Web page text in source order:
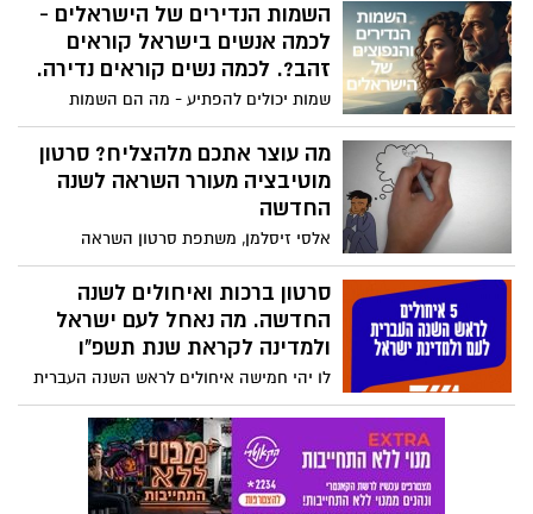
השמות הנדירים של הישראלים -
לכמה אנשים בישראל קוראים
זהב?. לכמה נשים קוראים נדירה.
שמות יכולים להפתיע - מה הם השמות
הנדירים של הישראליות והישראלים וכמה
אנשים נקראים בשם הזה. בחלק הראשון
שמות מפתיעים של ישראלים מהשם חולדה (
13 נשים) ועד מי שקוראים לו זהב והשם הלא
מה עוצר אתכם מלהצליח? סרטון
מוטיבציה מעורר השראה לשנה
החדשה
אלסי זיסלמן, משתפת סרטון השראה
סרטון ברכות ואיחולים לשנה
החדשה. מה נאחל לעם ישראל
ולמדינה לקראת שנת תשפ"ו
לו יהי חמישה איחולים לראש השנה העברית
לעם ולמדינת ישראל שנה טובה ומתוקה
תשפו 2025. שלחו את הסרטון לחברים ובני
משפחה ואחלו להם, לעם ישראל ולמדינה
שנת החלמה, שנת פדיון שבויים ושתהיה לנו -
שנת תקווה אחדות והחלמה.